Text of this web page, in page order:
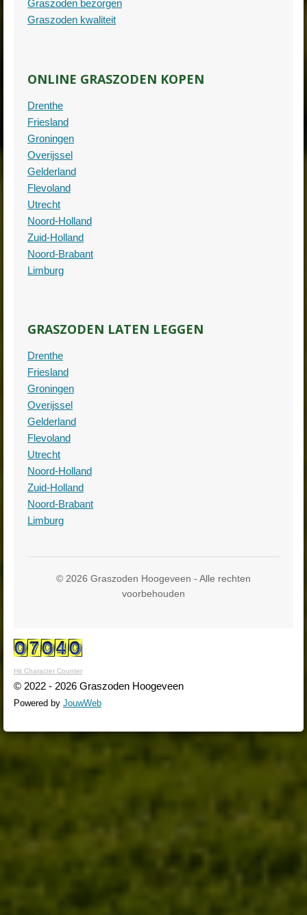
Graszoden bezorgen
Graszoden kwaliteit
ONLINE GRASZODEN KOPEN
Drenthe
Friesland
Groningen
Overijssel
Gelderland
Flevoland
Utrecht
Noord-Holland
Zuid-Holland
Noord-Brabant
Limburg
GRASZODEN LATEN LEGGEN
Drenthe
Friesland
Groningen
Overijssel
Gelderland
Flevoland
Utrecht
Noord-Holland
Zuid-Holland
Noord-Brabant
Limburg
© 2026 Graszoden Hoogeveen - Alle rechten
voorbehouden
Hit Character Counter
© 2022 - 2026 Graszoden Hoogeveen
Powered by JouwWeb